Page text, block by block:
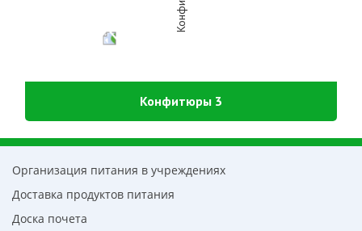
Конфитюры 3
Организация питания в учреждениях
Доставка продуктов питания
Доска почета